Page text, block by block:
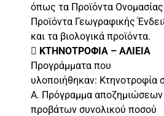
όπως τα Προϊόντα
Προϊόντα Γεωγραφικής
και τα βιολογικά προϊόντα.
 ΚΤΗΝΟΤΡΟΦΙΑ – ΑΛΙΕΙΑ
Προγράμματα που
υλοποιήθηκαν: Κτηνοτροφία
A. Πρόγραμμα αποζημιώσεων
προβάτων συνολικού ποσού